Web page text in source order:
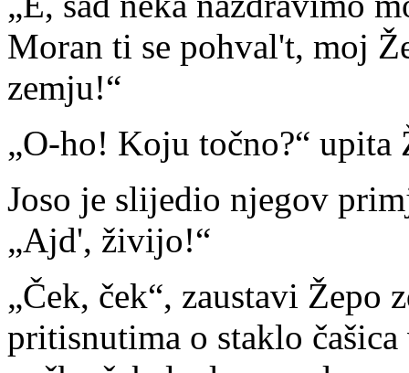
Moran ti se pohval't, moj
zemju!“
„O-ho! Koju točno?“ upita
Joso je slijedio njegov
„Ajd', živijo!“
„Ček, ček“, zaustavi Žepo
pritisnutima o staklo